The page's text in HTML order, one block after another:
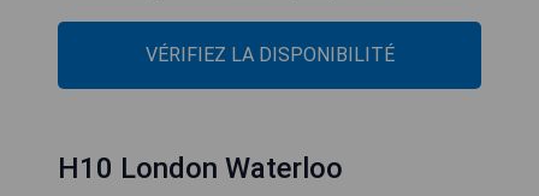
VÉRIFIEZ LA DISPONIBILITÉ
H10 London Waterloo